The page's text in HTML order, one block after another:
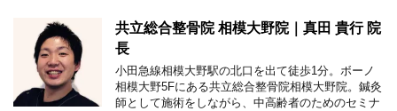
共立総合整骨院 相模大野院｜真田 貴行 院
長
小田急線相模大野駅の北口を出て徒歩1分。ボーノ
相模大野5Fにある共立総合整骨院相模大野院。鍼灸
師として施術をしながら、中高齢者のためのセミナ